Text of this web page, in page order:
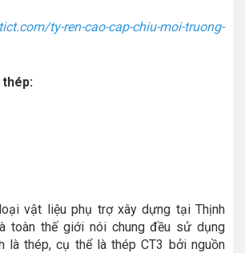
ty-ren-cao-cap-chiu-moi-truong-
vật liệu phụ trợ xây dựng tại Thịnh
toàn thế giới nói chung đều sử dụng
là thép, cụ thể là thép CT3 bởi nguồn